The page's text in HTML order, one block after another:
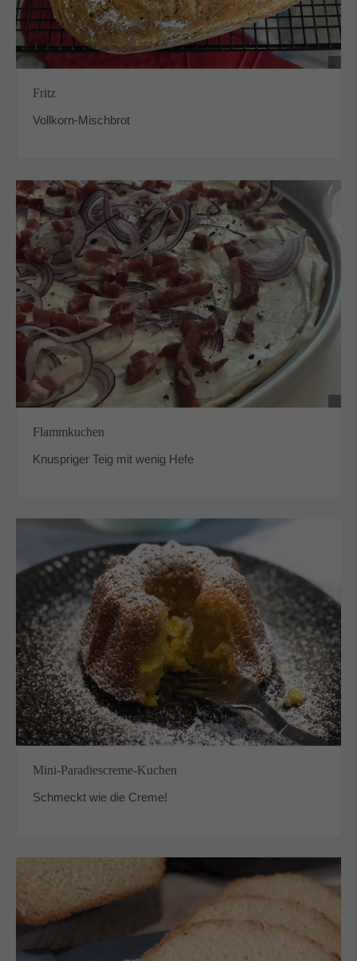
Fritz
Vollkorn-Mischbrot
Flammkuchen
Knuspriger Teig mit wenig Hefe
Mini-Paradiescreme-Kuchen
Schmeckt wie die Creme!